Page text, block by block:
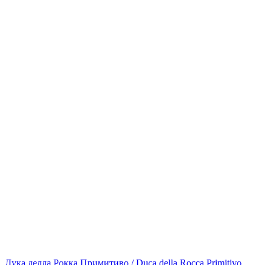
Дука делла Рокка Примитиво / Duca della Rocca Primitivo